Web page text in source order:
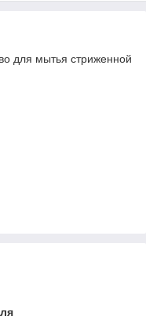
для мытья стриженной